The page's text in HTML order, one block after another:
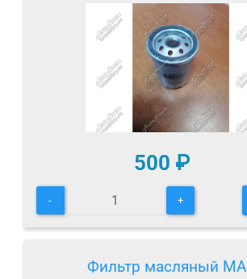
500 ₽
- +
Фильтр масляный